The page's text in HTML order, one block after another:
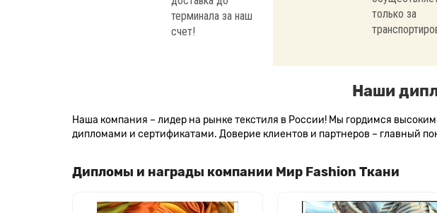
терминала за наш
счет!
только за
Наши
Наша компания – лидер на рынке текстиля в России! Мы гордимся
дипломами и сертификатами. Доверие клиентов и партнеров – главный
Дипломы и награды компании Мир Fashion Ткани